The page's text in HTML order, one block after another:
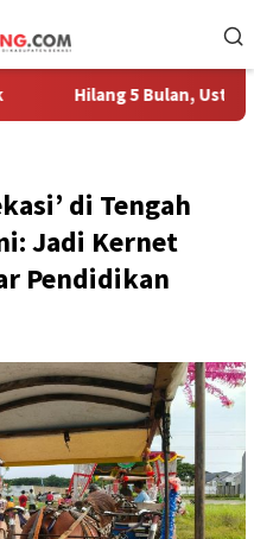
5 Bulan, Ustadz Ujang
di Tengah
Jadi Kernet
Pendidikan